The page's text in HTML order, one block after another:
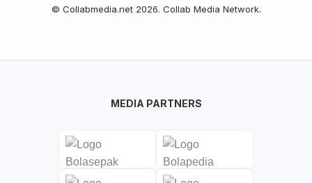
© Collabmedia.net 2026. Collab Media Network.
MEDIA PARTNERS